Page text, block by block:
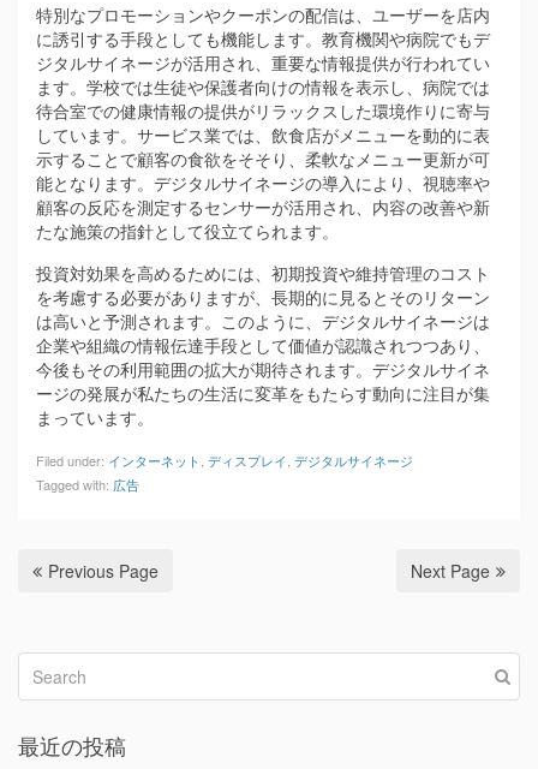
特別なプロモーションやクーポンの配信は、ユーザーを店内
に誘引する手段としても機能します。教育機関や病院でもデ
ジタルサイネージが活用され、重要な情報提供が行われてい
ます。学校では生徒や保護者向けの情報を表示し、病院では
待合室での健康情報の提供がリラックスした環境作りに寄与
しています。サービス業では、飲食店がメニューを動的に表
示することで顧客の食欲をそそり、柔軟なメニュー更新が可
能となります。デジタルサイネージの導入により、視聴率や
顧客の反応を測定するセンサーが活用され、内容の改善や新
たな施策の指針として役立てられます。
投資対効果を高めるためには、初期投資や維持管理のコスト
を考慮する必要がありますが、長期的に見るとそのリターン
は高いと予測されます。このように、デジタルサイネージは
企業や組織の情報伝達手段として価値が認識されつつあり、
今後もその利用範囲の拡大が期待されます。デジタルサイネ
ージの発展が私たちの生活に変革をもたらす動向に注目が集
まっています。
Filed under: インターネット ディスプレイ デジタルサイネージ
Tagged with: 広告
Previous Page Next Page
最近の投稿